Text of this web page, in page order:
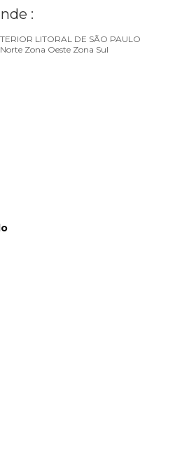
:
LITORAL DE SÃO PAULO
Zona Oeste Zona Sul